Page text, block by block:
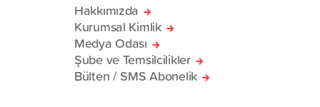
Hakkımızda
Kurumsal Kimlik
Medya Odası
Şube ve Temsilcilikler
Bülten / SMS Abonelik